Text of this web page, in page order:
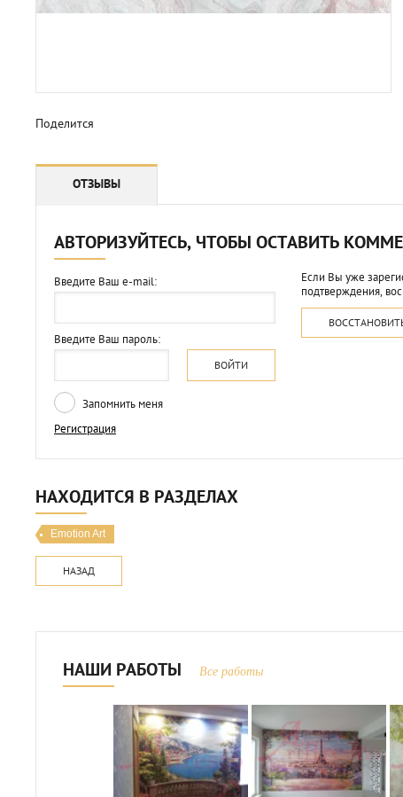
Поделится
ОТЗЫВЫ
АВТОРИЗУЙТЕСЬ, ЧТОБЫ ОСТАВИТЬ
Введите Ваш e-mail:
Введите Ваш пароль:
ВОЙТИ
Запомнить меня
Регистрация
Если Вы уже
подтверждения,
НАХОДИТСЯ В РАЗДЕЛАХ
Emotion Art
НАЗАД
НАШИ РАБОТЫ Все работы